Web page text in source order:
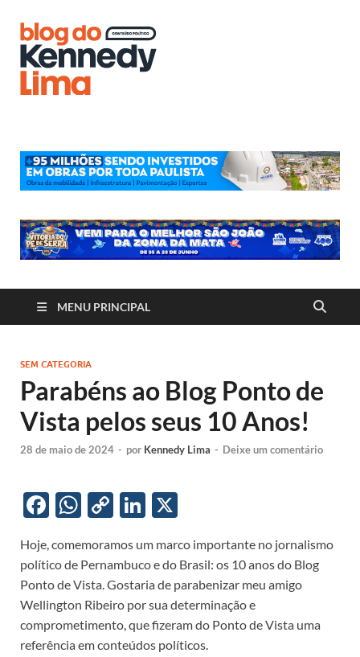
MENU PRINCIPAL
SEM CATEGORIA
Parabéns ao Blog Ponto de
Vista pelos seus 10 Anos!
28 de maio de 2024 - por Kennedy Lima - Deixe um comentário
F
e
b
o
o
W
at
s
A
p
C
p
y
Li
n
Li
k
e
dI
n
Hoje, comemoramos um marco importante no jornalismo
político de Pernambuco e do Brasil: os 10 anos do Blog
Ponto de Vista. Gostaria de parabenizar meu amigo
Wellington Ribeiro por sua determinação e
comprometimento, que fizeram do Ponto de Vista uma
referência em conteúdos políticos.